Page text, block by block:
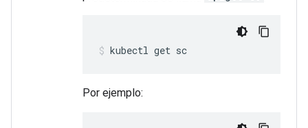
kubectl get sc
Por ejemplo: